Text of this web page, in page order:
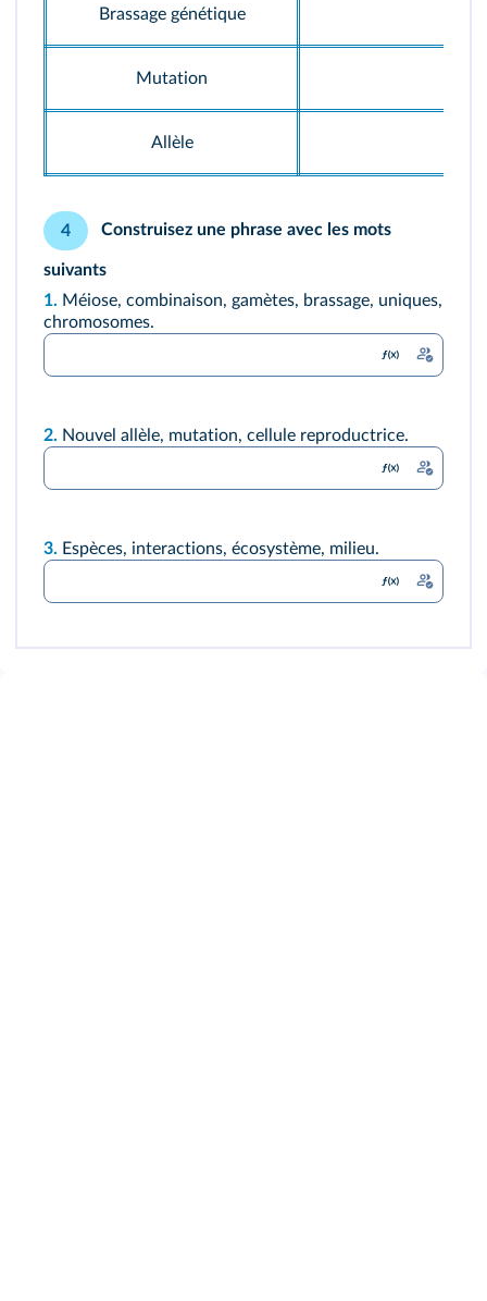
Brassage génétique
Mutation
Allèle
4
suivants
1. Méiose, combinaison, gamètes, brassage, uniques,
chromosomes.
2. Nouvel allèle, mutation, cellule reproductrice.
3. Espèces, interactions, écosystème, milieu.